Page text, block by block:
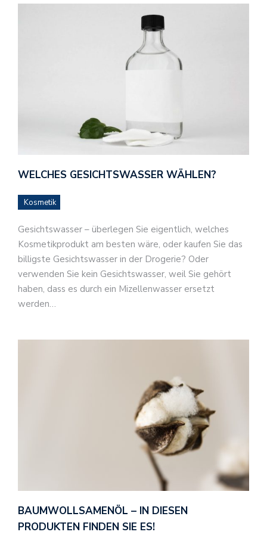
WELCHES GESICHTSWASSER WÄHLEN?
Kosmetik
Gesichtswasser – überlegen Sie eigentlich, welches
Kosmetikprodukt am besten wäre, oder kaufen Sie das
billigste Gesichtswasser in der Drogerie? Oder
verwenden Sie kein Gesichtswasser, weil Sie gehört
haben, dass es durch ein Mizellenwasser ersetzt
werden…
BAUMWOLLSAMENÖL – IN DIESEN
PRODUKTEN FINDEN SIE ES!